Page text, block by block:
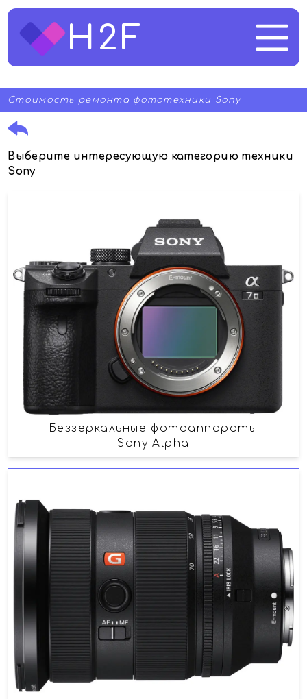
H2F
Стоимость ремонта фототехники Sony
Выберите интересующую категорию техники
Sony
Беззеркальные фотоаппараты
Sony Alpha